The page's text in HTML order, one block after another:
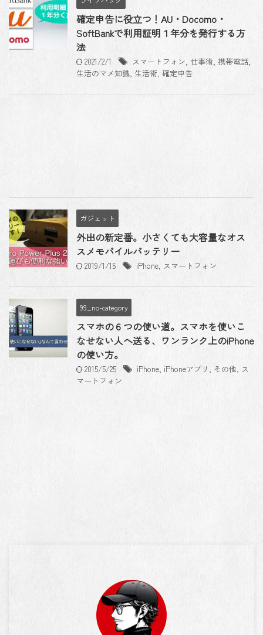
確定申告に役立つ！AU・Docomo・
SoftBankで利用証明１年分を発行する方
法
2021/2/1 スマートフォン, 仕事術, 携帯電話,
生活のマメ知識, 生活術, 確定申告
ガジェット
外出の新定番。小さくても大容量なオス
スメモバイルバッテリー
2019/1/15 iPhone, スマートフォン
99_no-category
スマホの６つの使い道。スマホを使いこ
なせない人へ送る、ワンランク上のiPhone
の使い方。
2015/5/25 iPhone, iPhoneアプリ , その他, ス
マートフォン